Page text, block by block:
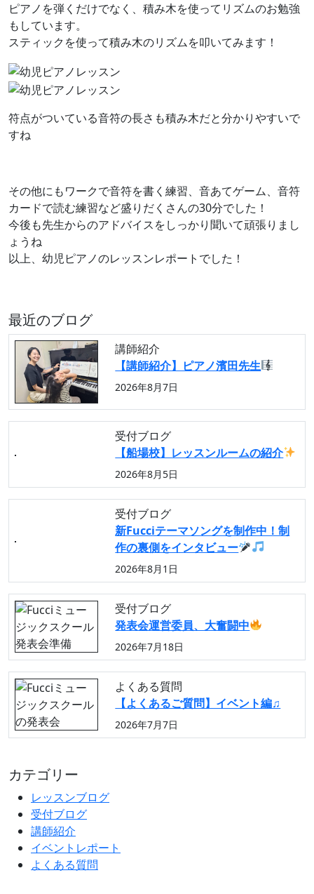
ピアノを弾くだけでなく、積み木を使ってリズムのお勉強
もしています。
スティックを使って積み木のリズムを叩いてみます！
符点がついている音符の長さも積み木だと分かりやすいで
すね
その他にもワークで音符を書く練習、音あてゲーム、音符
カードで読む練習など盛りだくさんの30分でした！
今後も先生からのアドバイスをしっかり聞いて頑張りまし
ょうね
以上、幼児ピアノのレッスンレポートでした！
最近のブログ
講師紹介
【講師紹介】ピアノ濱田先生
2026年8月7日
受付ブログ
【船場校】レッスンルームの紹介
2026年8月5日
受付ブログ
新Fucciテーマソングを制作中！制
作の裏側をインタビュー
2026年8月1日
受付ブログ
発表会運営委員、大奮闘中
2026年7月18日
よくある質問
【よくあるご質問】イベント編♫
2026年7月7日
カテゴリー
レッスンブログ
受付ブログ
講師紹介
イベントレポート
よくある質問